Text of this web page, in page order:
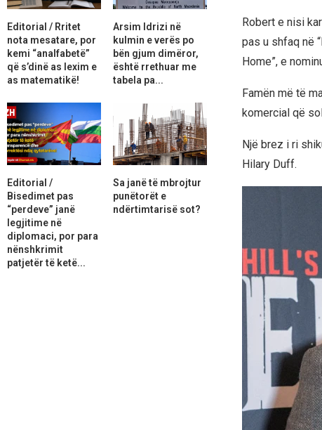
Robert e nisi
pas u shfaq në
Home”, e
Famën më të
komercial që
Një brez i ri
Hilary Duff.
Editorial / Rritet
nota mesatare, por
kemi “analfabetë”
që s’dinë as lexim e
as matematikë!
Arsim Idrizi në
kulmin e verës po
bën gjum dimëror,
është rrethuar me
tabela pa...
Editorial /
Bisedimet pas
“perdeve” janë
legjitime në
diplomaci, por para
nënshkrimit
patjetër të ketë...
Sa janë të mbrojtur
punëtorët e
ndërtimtarisë sot?